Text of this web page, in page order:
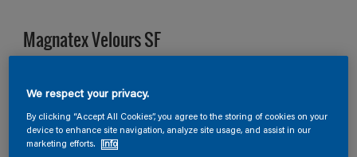
Magnatex Velours SF
L0.03.71
We respect your privacy.
By clicking “Accept All Cookies”, you agree to the storing of cookies on your
device to enhance site navigation, analyze site usage, and assist in our
marketing efforts.
Info